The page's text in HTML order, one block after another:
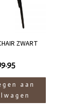
ZWART
aan